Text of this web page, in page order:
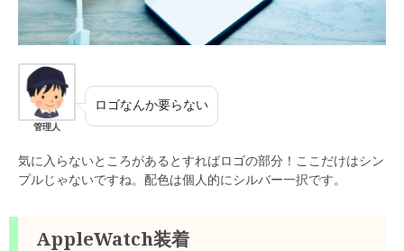
管理人
ロゴなんか要らない
気に入らないところがあるとすればロゴの部分！ここだけはシン
プルじゃないですね。配色は個人的にシルバー一択です。
AppleWatch装着